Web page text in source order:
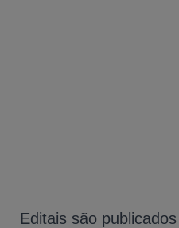
Editais são publicados